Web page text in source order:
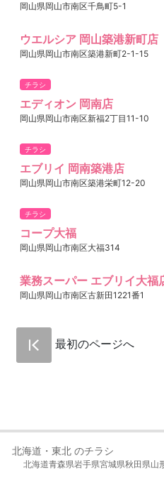
岡山県岡山市南区千鳥町5-1
ウエルシア 岡山築港新町店
岡山県岡山市南区築港新町2-1-15
チラシ
エディオン 岡南店
岡山県岡山市南区新福2丁目11-10
チラシ
エブリイ 岡南築港店
岡山県岡山市南区築港栄町12-20
チラシ
コープ大福
岡山県岡山市南区大福314
業務スーパー エブリイ大福
岡山県岡山市南区古新田1221番1
最初のページへ
北海道・東北 のチラシ
北海道青森県岩手県宮城県秋田県山